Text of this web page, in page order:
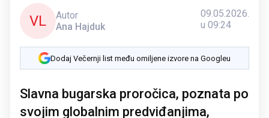
VL
Autor
Ana Hajduk
09.05.2026.
u 09:24
Dodaj Večernji list među omiljene izvore na Googleu
Slavna bugarska proročica, poznata po
svojim globalnim predviđanjima,